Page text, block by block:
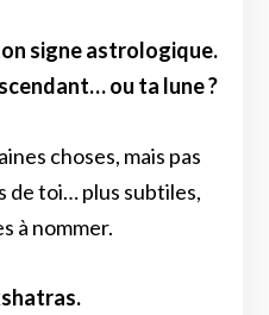
signe astrologique.
ou ta lune ?
choses, mais pas
de toi… plus subtiles,
à nommer.